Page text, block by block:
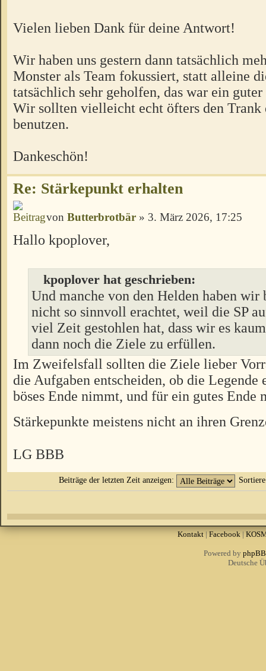
Vielen lieben Dank für deine Antwort!
Wir haben uns gestern dann tatsächlich
Monster als Team fokussiert, statt alleine
tatsächlich sehr geholfen, das war ein
Wir sollten vielleicht echt öfters den Trank
benutzen.
Dankeschön!
Re: Stärkepunkt erhalten
von Butterbrotbär » 3. März 2026, 17:25
Hallo kpoplover,
kpoplover hat geschrieben:
Und manche von den Helden haben wir
nicht so sinnvoll erachtet, weil die SP
viel Zeit gestohlen hat, dass wir es
dann noch die Ziele zu erfüllen.
Im Zweifelsfall sollten die Ziele lieber
die Aufgaben entscheiden, ob die Legende
böses Ende nimmt, und für ein gutes Ende
Stärkepunkte meistens nicht an ihren
LG BBB
Beiträge der letzten Zeit anzeigen:
Kontakt| Facebook|
Powered by phpBB
Deutsche